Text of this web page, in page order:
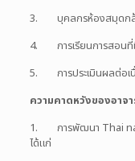
3. บุคลกรห้องสมุดกล้
4. การเรียนการสอน
5. การประเมินผลต่อเ
ความคาดหวังของอาจ
1. การพัฒนา Thai
ได้แก่